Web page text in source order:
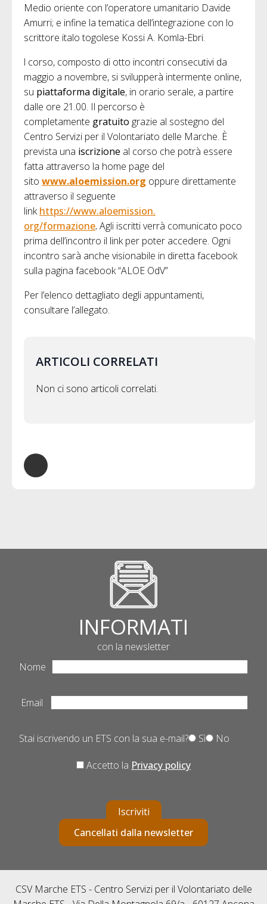
Medio oriente con l’operatore umanitario Davide
Amurri; e infine la tematica dell’integrazione con lo
scrittore italo togolese Kossi A. Komla-Ebri.
l corso, composto di otto incontri consecutivi da
maggio a novembre, si svilupperà intermente online,
su piattaforma digitale, in orario serale, a partire
dalle ore 21.00. Il percorso è
completamente gratuito grazie al sostegno del
Centro Servizi per il Volontariato delle Marche. È
prevista una iscrizione al corso che potrà essere
fatta attraverso la home page del
sito www.aloemission.org oppure direttamente
attraverso il seguente
link https://www.aloemission.
org/formazione. Agli iscritti verrà comunicato poco
prima dell’incontro il link per poter accedere. Ogni
incontro sarà anche visionabile in diretta facebook
sulla pagina facebook “ALOE OdV”
Per l’elenco dettagliato degli appuntamenti,
consultare l’allegato.
ARTICOLI CORRELATI
Non ci sono articoli correlati.
INFORMATI
con la newsletter
Nome
Email
Stai iscrivendo un ETS con la sua e-mail? Sì No
Accetto la Privacy policy
Iscriviti
Cancellati dalla newsletter
CSV Marche ETS - Centro Servizi per il Volontariato delle